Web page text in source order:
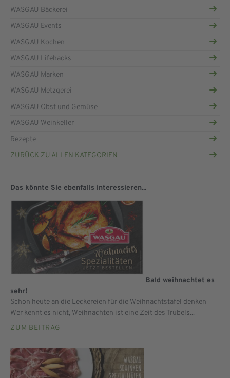
WASGAU Bäckerei
WASGAU Events
WASGAU Kochen
WASGAU Lifehacks
WASGAU Marken
WASGAU Metzgerei
WASGAU Obst und Gemüse
WASGAU Weinkeller
Rezepte
ZURÜCK ZU ALLEN KATEGORIEN
Das könnte Sie ebenfalls interessieren...
Bald weihnachtet es
sehr!
Schon heute an die Leckereien für die Weihnachtstafel denken
Wer kennt es nicht, Weihnachten ist eine Zeit des Trubels...
ZUM BEITRAG